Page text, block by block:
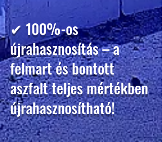
✔ 100%-os
újrahasznosítás – a
felmart és bontott
aszfalt teljes mértékben
újrahasznosítható!